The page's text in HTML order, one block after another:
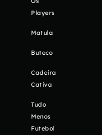
Players
Matula
Buteco
Cadeira
Cativa
Tudo
Menos
Futebol